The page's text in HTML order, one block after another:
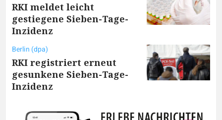
RKI meldet leicht
gestiegene Sieben-Tage-
Inzidenz
Berlin (dpa)
RKI registriert erneut
gesunkene Sieben-Tage-
Inzidenz